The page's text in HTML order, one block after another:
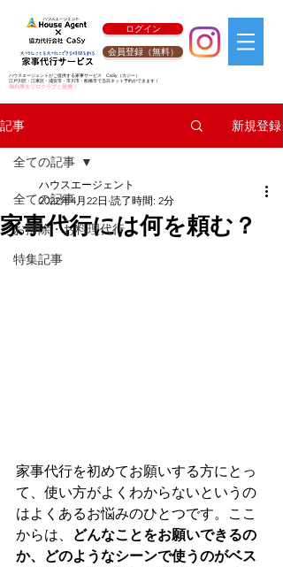
ログイン
会員登録（無料）
ハウスエージェントがご提供する家事サービス CaSy （カジー）
江戸川区・江東区・浦安市・市川市・船橋市で当日ネット予約ができます！
福利厚生リロクラブと提携！
記事 新規登録
全ての記事
お掃除・お料理代行
特集記事
全ての記事
家事代行には何を頼む？
ハウスエージェント
2022年4月22日 読了時間: 2分
家事代行を初めてお願いする方にとっ
て、使い方がよくわからないというの
はよくあるお悩みのひとつです。ここ
からは、
どんなことをお願いできるの
か、どのようなシーンで使うのがベス